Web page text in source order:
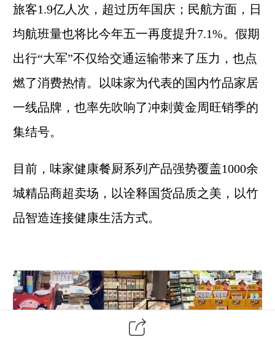
旅客1.9亿人次，超过历年国庆；民航方面，日
均航班量也将比今年五一再度提升7.1%。假期
出行“大军”不仅给交通运输带来了压力，也点
燃了消费热情。以味家为代表的国内竹品家居
一线品牌，也率先吹响了冲刺黄金周旺销季的
集结号。
目前，味家健康餐厨系列产品强势覆盖1000余
城精品商超卖场，以诠释国货品质之美，以竹
品智造连接健康生活方式。